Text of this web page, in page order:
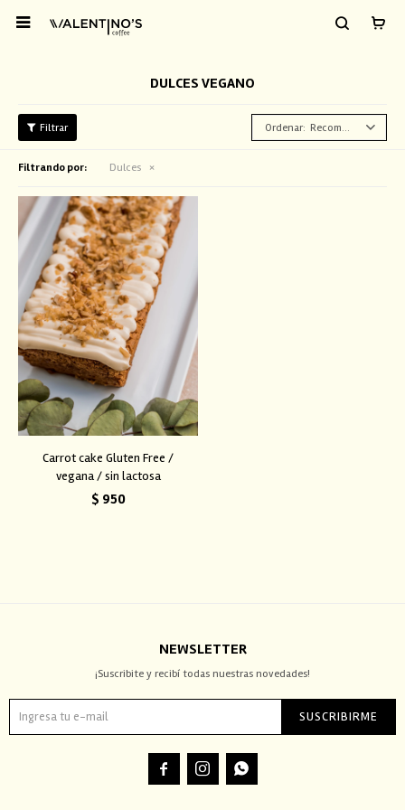

DULCES VEGANO
Recomendados
Filtrando por: Dulces
Carrot cake Gluten Free /
vegana / sin lactosa
$ 950
NEWSLETTER
¡Suscribite y recibí todas nuestras novedades!
SUSCRIBIRME
  